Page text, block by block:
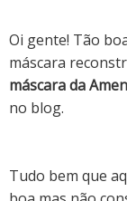
Oi gente! Tão
máscara
máscara da
no blog.
Tudo bem que